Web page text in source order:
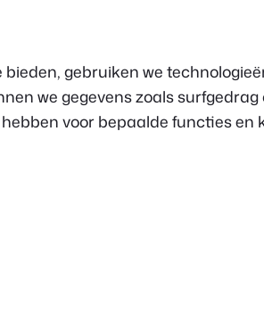
gebruiken we
we gegevens zoals
voor bepaalde functies en